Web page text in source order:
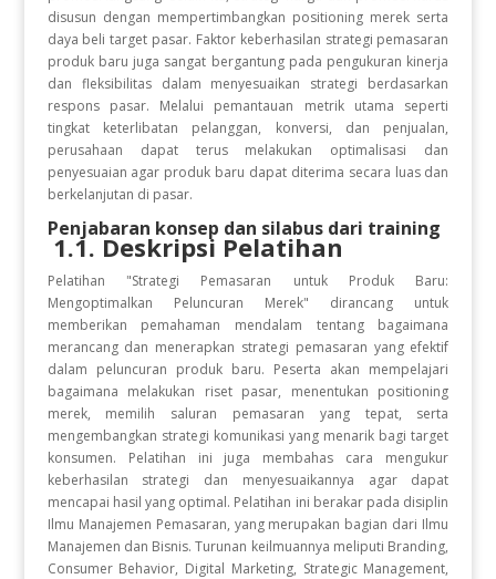
disusun dengan mempertimbangkan positioning merek serta
daya beli target pasar. Faktor keberhasilan strategi pemasaran
produk baru juga sangat bergantung pada pengukuran kinerja
dan fleksibilitas dalam menyesuaikan strategi berdasarkan
respons pasar. Melalui pemantauan metrik utama seperti
tingkat keterlibatan pelanggan, konversi, dan penjualan,
perusahaan dapat terus melakukan optimalisasi dan
penyesuaian agar produk baru dapat diterima secara luas dan
berkelanjutan di pasar.
Penjabaran konsep dan silabus dari training
1.1. Deskripsi Pelatihan
Pelatihan "Strategi Pemasaran untuk Produk Baru:
Mengoptimalkan Peluncuran Merek" dirancang untuk
memberikan pemahaman mendalam tentang bagaimana
merancang dan menerapkan strategi pemasaran yang efektif
dalam peluncuran produk baru. Peserta akan mempelajari
bagaimana melakukan riset pasar, menentukan positioning
merek, memilih saluran pemasaran yang tepat, serta
mengembangkan strategi komunikasi yang menarik bagi target
konsumen. Pelatihan ini juga membahas cara mengukur
keberhasilan strategi dan menyesuaikannya agar dapat
mencapai hasil yang optimal. Pelatihan ini berakar pada disiplin
Ilmu Manajemen Pemasaran, yang merupakan bagian dari Ilmu
Manajemen dan Bisnis. Turunan keilmuannya meliputi Branding,
Consumer Behavior, Digital Marketing, Strategic Management,